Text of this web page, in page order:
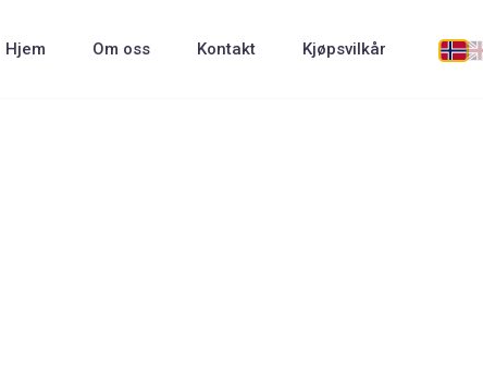
Hjem Om oss Kontakt Kjøpsvilkår